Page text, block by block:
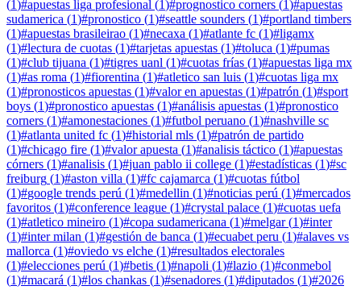
(1)#apuestas liga profesional (1)#prognostico corners (1)#apuestas
sudamerica (1)#pronostico (1)#seattle sounders (1)#portland timbers
(1)#apuestas brasileirao (1)#necaxa (1)#atlante fc (1)#ligamx
(1)#lectura de cuotas (1)#tarjetas apuestas (1)#toluca (1)#pumas
(1)#club tijuana (1)#tigres uanl (1)#cuotas frías (1)#apuestas liga mx
(1)#as roma (1)#fiorentina (1)#atletico san luis (1)#cuotas liga mx
(1)#pronosticos apuestas (1)#valor en apuestas (1)#patrón (1)#sport
boys (1)#pronostico apuestas (1)#análisis apuestas (1)#pronostico
corners (1)#amonestaciones (1)#futbol peruano (1)#nashville sc
(1)#atlanta united fc (1)#historial mls (1)#patrón de partido
(1)#chicago fire (1)#valor apuesta (1)#analisis táctico (1)#apuestas
córners (1)#analisis (1)#juan pablo ii college (1)#estadísticas (1)#sc
freiburg (1)#aston villa (1)#fc cajamarca (1)#cuotas fútbol
(1)#google trends perú (1)#medellin (1)#noticias perú (1)#mercados
favoritos (1)#conference league (1)#crystal palace (1)#cuotas uefa
(1)#atletico mineiro (1)#copa sudamericana (1)#melgar(1)#inter
(1)#inter milan (1)#gestión de banca (1)#ecuabet peru (1)#alaves vs
mallorca (1)#oviedo vs elche (1)#resultados electorales
(1)#elecciones perú (1)#betis (1)#napoli (1)#lazio (1)#conmebol
(1)#macará (1)#los chankas (1)#senadores (1)#diputados (1)#2026